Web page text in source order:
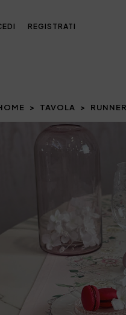
REGISTRATI
TAVOLA
Prev